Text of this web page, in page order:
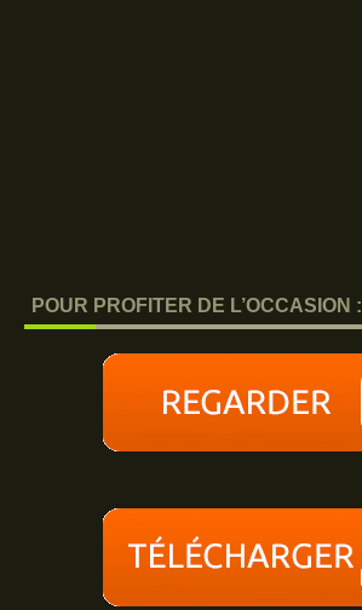
POUR PROFITER DE L’OCCASION :